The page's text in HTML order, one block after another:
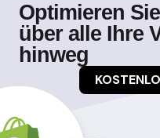
Optimieren
über alle Ihre
hinweg